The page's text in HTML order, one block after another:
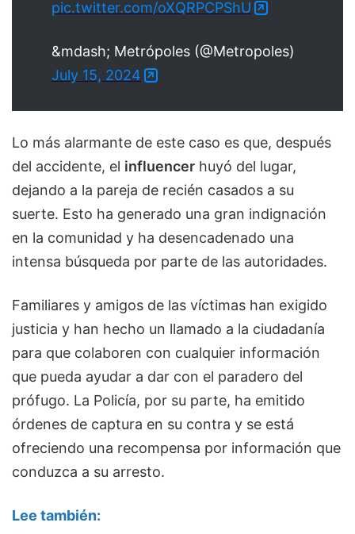
pic.twitter.com/oXQRPCPShU
&mdash; Metrópoles (@Metropoles)
July 15, 2024
Lo más alarmante de este caso es que, después
del accidente, el influencer huyó del lugar,
dejando a la pareja de recién casados a su
suerte. Esto ha generado una gran indignación
en la comunidad y ha desencadenado una
intensa búsqueda por parte de las autoridades.
Familiares y amigos de las víctimas han exigido
justicia y han hecho un llamado a la ciudadanía
para que colaboren con cualquier información
que pueda ayudar a dar con el paradero del
prófugo. La Policía, por su parte, ha emitido
órdenes de captura en su contra y se está
ofreciendo una recompensa por información que
conduzca a su arresto.
Lee también: